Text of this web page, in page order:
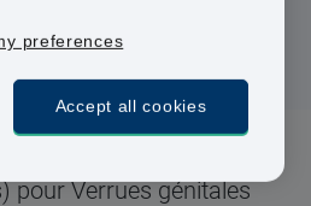
pour Verrues génitales
preferences
Accept all cookies